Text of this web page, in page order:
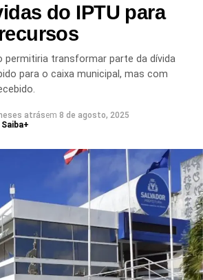
do IPTU para
permitiria transformar parte da dívida
para o caixa municipal, mas com
atrásem 8 de agosto, 2025